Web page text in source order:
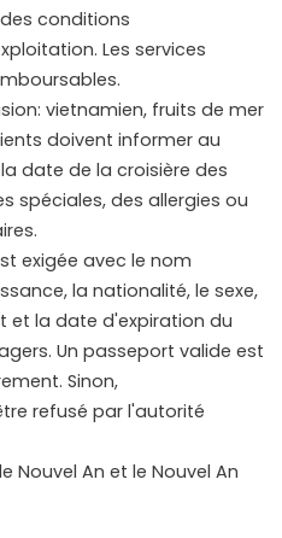
conditions
Les services
vietnamien, fruits de mer
doivent informer au
date de la croisière des
spéciales, des allergies ou
exigée avec le nom
la nationalité, le sexe,
et la date d'expiration du
Un passeport valide est
Sinon,
refusé par l'autorité
Nouvel An et le Nouvel An